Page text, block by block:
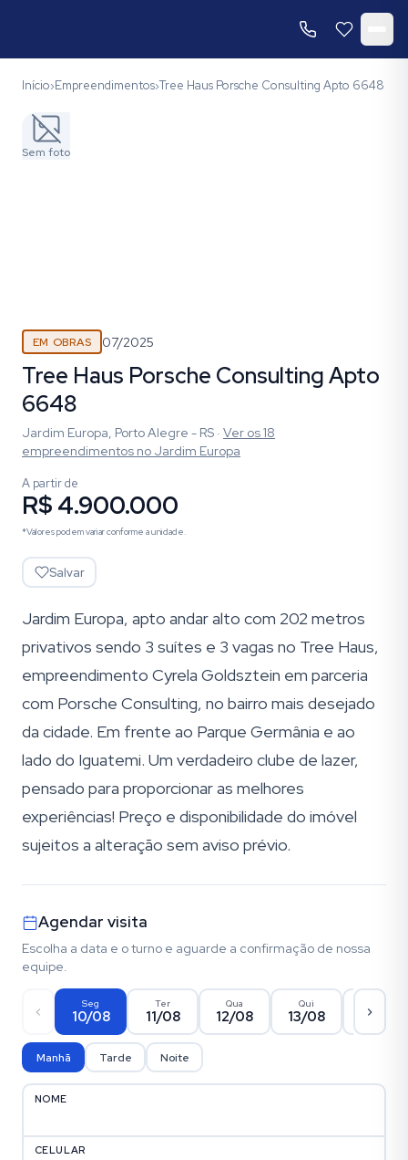
Início›Empreendimentos›Tree Haus Porsche Consulting Apto 6648
Sem foto
EM OBRAS 07/2025
Tree Haus Porsche Consulting Apto
6648
Jardim Europa, Porto Alegre - RS · Ver os18
empreendimentos no Jardim Europa
A partir de
R$ 4.900.000
*Valores podem variar conforme a unidade.
Salvar
Jardim Europa, apto andar alto com 202 metros
privativos sendo 3 suítes e 3 vagas no Tree Haus,
empreendimento Cyrela Goldsztein em parceria
com Porsche Consulting, no bairro mais desejado
da cidade. Em frente ao Parque Germânia e ao
lado do Iguatemi. Um verdadeiro clube de lazer,
pensado para proporcionar as melhores
experiências! Preço e disponibilidade do imóvel
sujeitos a alteração sem aviso prévio.
Agendar visita
Escolha a data e o turno e aguarde a confirmação de nossa
equipe.
Seg
10/08
Ter
11/08
Qua
12/08
Qui
13/08 14/08
Manhã Tarde Noite
NOME
CELULAR